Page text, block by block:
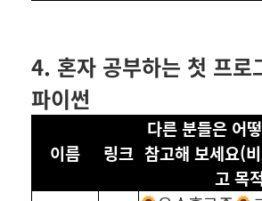
4. 혼자 공부하는 첫 프
파이썬
이름 링크
다른 분들은 어
참고해 보세요(
고 목